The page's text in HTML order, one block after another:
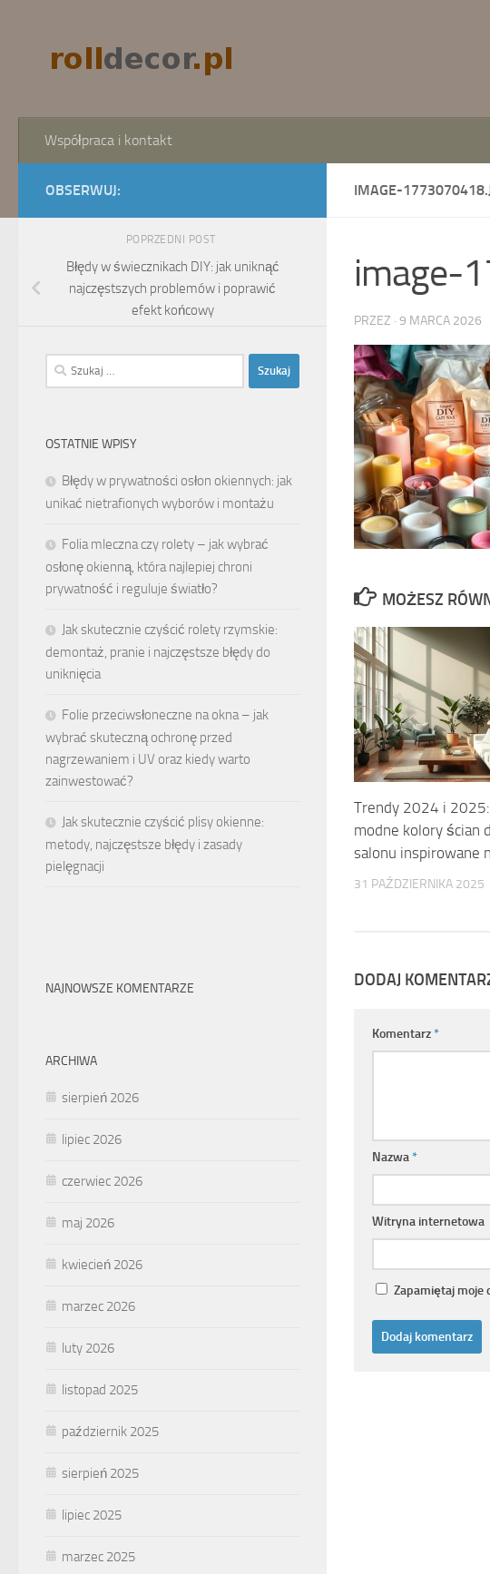
Współpraca i kontakt
IMAGE-
image-
PRZEZ · 9 MARCA 2026
MOŻESZ
Trendy 2024 i 2025:
modne kolory ścian
salonu inspirowane
31 PAŹDZIERNIKA 2025
DODAJ
Komentarz*
Nazwa*
Witryna internetowa
Zapamiętaj moje
OBSERWUJ:
POPRZEDNI POST
Błędy w świecznikach DIY: jak uniknąć
najczęstszych problemów i poprawić
efekt końcowy
Szukaj:
OSTATNIE WPISY
Błędy w prywatności osłon okiennych: jak
unikać nietrafionych wyborów i montażu
Folia mleczna czy rolety – jak wybrać
osłonę okienną, która najlepiej chroni
prywatność i reguluje światło?
Jak skutecznie czyścić rolety rzymskie:
demontaż, pranie i najczęstsze błędy do
uniknięcia
Folie przeciwsłoneczne na okna – jak
wybrać skuteczną ochronę przed
nagrzewaniem i UV oraz kiedy warto
zainwestować?
Jak skutecznie czyścić plisy okienne:
metody, najczęstsze błędy i zasady
pielęgnacji
NAJNOWSZE KOMENTARZE
ARCHIWA
sierpień 2026
lipiec 2026
czerwiec 2026
maj 2026
kwiecień 2026
marzec 2026
luty 2026
listopad 2025
październik 2025
sierpień 2025
lipiec 2025
marzec 2025